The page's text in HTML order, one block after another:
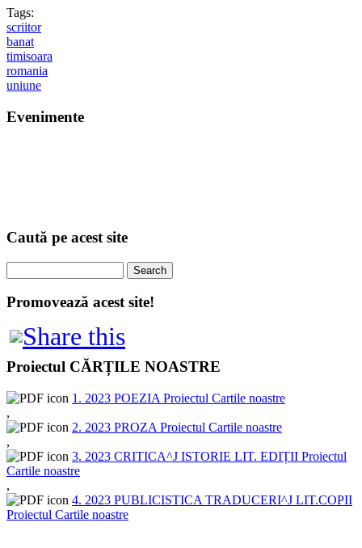
Tags:
scriitor
banat
timisoara
romania
uniune
Evenimente
Caută pe acest site
Promovează acest site!
Proiectul CĂRȚILE NOASTRE
1. 2023 POEZIA Proiectul Cartile noastre
,
2. 2023 PROZA Proiectul Cartile noastre
,
3. 2023 CRITICA^J ISTORIE LIT. EDIȚII Proiectul
Cartile noastre
,
4. 2023 PUBLICISTICA TRADUCERI^J LIT.COPII
Proiectul Cartile noastre